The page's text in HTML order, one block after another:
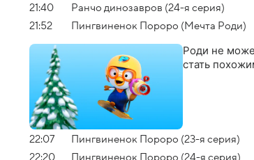
21:40
Ранчо динозавров (24-я серия)
21:52
Пингвиненок Пороро (Мечта Роди)
Роди не
стать
22:07
Пингвиненок Пороро (23-я серия)
22:20
Пингвиненок Пороро (24-я серия)